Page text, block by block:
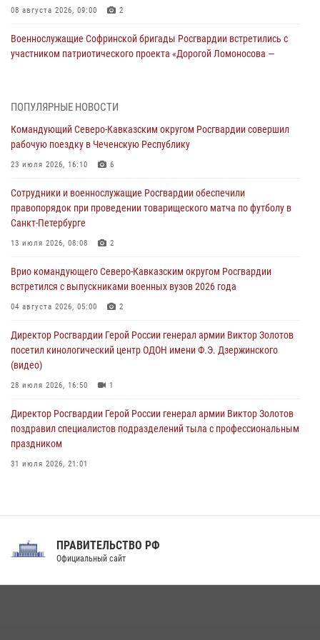
08 августа 2026, 09:00 2
Военнослужащие Софринской бригады Росгвардии встретились с
участником патриотического проекта «Дорогой Ломоносова —
Кузбассе
08 августа 2026, 07:00
исполнилось 20 лет
08 августа 2026, 07:00
В Кабардино-Балкарии сотрудники Росгвардии провели турнир по
08 августа 2026, 07:00
В Москве росгвардейцы оказали помощь медикам и девушке с
08 августа 2026, 06:32 1
ПОПУЛЯРНЫЕ НОВОСТИ
Командующий Северо-Кавказским округом Росгвардии совершил
рабочую поездку в Чеченскую Республику
23 июля 2026, 16:10 6
Сотрудники и военнослужащие Росгвардии обеспечили
правопорядок при проведении товарищеского матча по футболу в
Санкт-Петербурге
13 июля 2026, 08:08 2
Врио командующего Северо-Кавказским округом Росгвардии
встретился с выпускниками военных вузов 2026 года
04 августа 2026, 05:00 2
Директор Росгвардии Герой России генерал армии Виктор Золотов
посетил кинологический центр ОДОН имени Ф.Э. Дзержинского
(видео)
28 июля 2026, 16:50 1
Директор Росгвардии Герой России генерал армии Виктор Золотов
поздравил специалистов подразделений тыла с профессиональным
праздником
31 июля 2026, 21:01
Праздник «Один день с Росгвардией» к 105-летию Центрального
ПРАВИТЕЛЬСТВО РФ
Официальный сайт